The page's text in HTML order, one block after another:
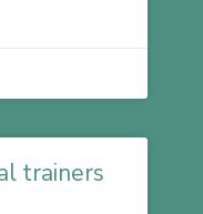
trainers